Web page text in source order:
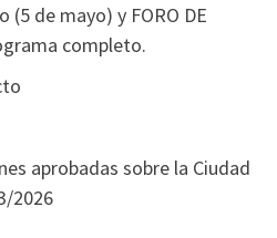
(5 de mayo) y FORO DE
completo.
aprobadas sobre la Ciudad
2026